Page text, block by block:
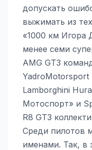
допускать
выжимать из
«1000 км Игора
менее семи
AMG GT3
YadroMotorsport
Lamborghini
Мотоспорт» и
R8 GT3
Среди пилотов
именами. Так, в